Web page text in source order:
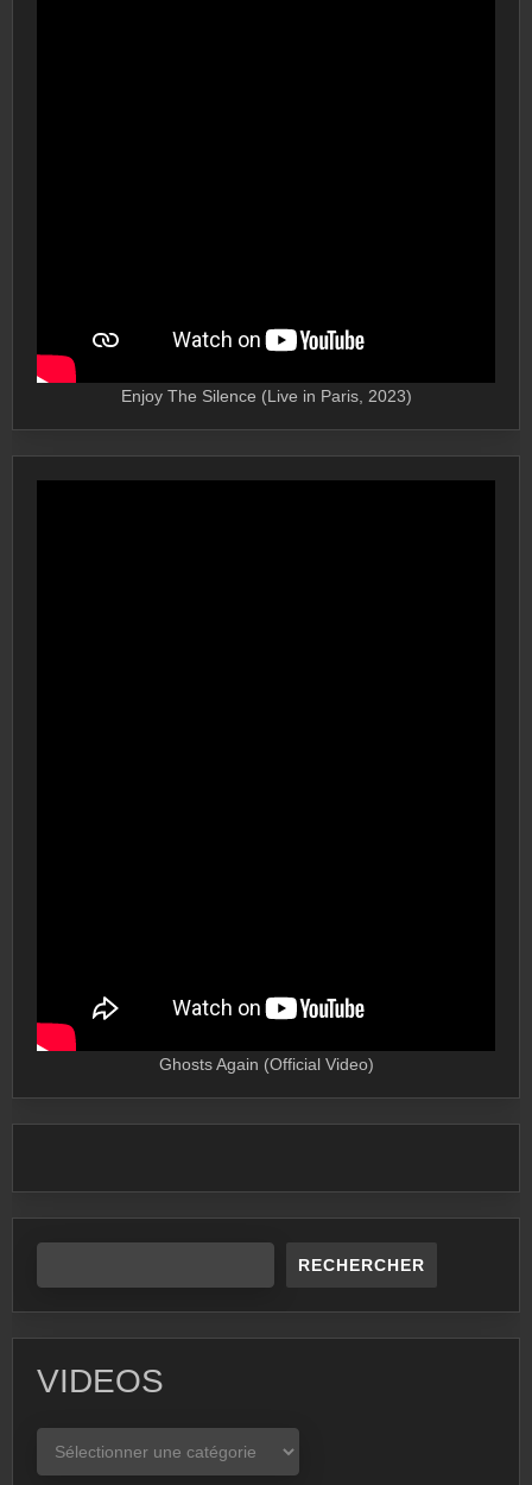
Enjoy The Silence (Live in Paris, 2023)
Ghosts Again (Official Video)
RECHERCHER
VIDEOS
VIDEOS